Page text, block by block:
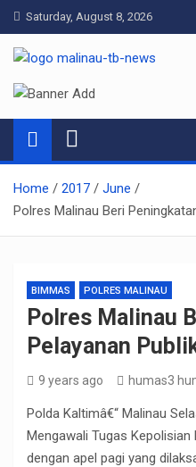
Skip
to
content
Saturday, August 8, 2026
Beranda Warta Bhayangkara
Home 2017
June
Polres Malinau Beri
BIMMAS POLRES MALINAU
Polres Malinau
Pelayanan
9 years ago humas3
Polda Kaltimâ€“ Malinau
Mengawali Tugas
dengan apel pagi yang